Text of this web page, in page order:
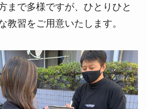
まで多様ですが、ひとりひと
教習をご用意いたします。